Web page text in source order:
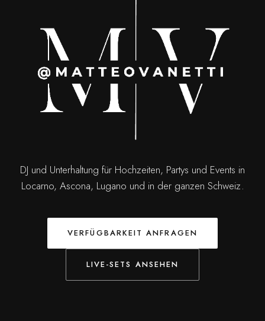
DJ und Unterhaltung für Hochzeiten, Partys und Events in
Locarno, Ascona, Lugano und in der ganzen Schweiz.
VERFÜGBARKEIT ANFRAGEN
LIVE-SETS ANSEHEN